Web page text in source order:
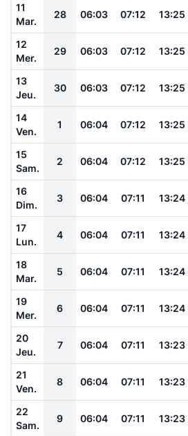
11
Mar.
28 06:03 07:12 13:25
12
Mer.
29 06:03 07:12 13:25
13
Jeu.
30 06:03 07:12 13:25
14
Ven.
1 06:04 07:12 13:25
15
Sam.
2 06:04 07:12 13:25
16
Dim.
3 06:04 07:11 13:24
17
Lun.
4 06:04 07:11 13:24
18
Mar.
5 06:04 07:11 13:24
19
Mer.
6 06:04 07:11 13:24
20
Jeu.
7 06:04 07:11 13:23
21
Ven.
8 06:04 07:11 13:23
22
Sam.
9 06:04 07:11 13:23